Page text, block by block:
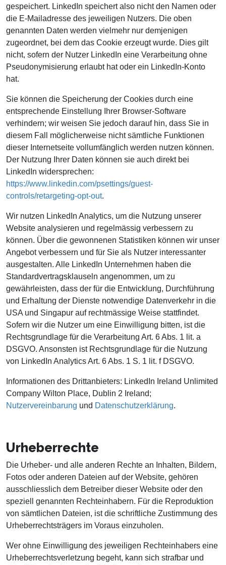
gespeichert. LinkedIn speichert also nicht den Namen oder
die E-Mailadresse des jeweiligen Nutzers. Die oben
genannten Daten werden vielmehr nur demjenigen
zugeordnet, bei dem das Cookie erzeugt wurde. Dies gilt
nicht, sofern der Nutzer LinkedIn eine Verarbeitung ohne
Pseudonymisierung erlaubt hat oder ein LinkedIn-Konto
hat.
Sie können die Speicherung der Cookies durch eine
entsprechende Einstellung Ihrer Browser-Software
verhindern; wir weisen Sie jedoch darauf hin, dass Sie in
diesem Fall möglicherweise nicht sämtliche Funktionen
dieser Internetseite vollumfänglich werden nutzen können.
Der Nutzung Ihrer Daten können sie auch direkt bei
LinkedIn widersprechen:
https://www.linkedin.com/psettings/guest-
controls/retargeting-opt-out.
Wir nutzen LinkedIn Analytics, um die Nutzung unserer
Website analysieren und regelmässig verbessern zu
können. Über die gewonnenen Statistiken können wir unser
Angebot verbessern und für Sie als Nutzer interessanter
ausgestalten. Alle LinkedIn Unternehmen haben die
Standardvertragsklauseln angenommen, um zu
gewährleisten, dass der für die Entwicklung, Durchführung
und Erhaltung der Dienste notwendige Datenverkehr in die
USA und Singapur auf rechtmässige Weise stattfindet.
Sofern wir die Nutzer um eine Einwilligung bitten, ist die
Rechtsgrundlage für die Verarbeitung Art. 6 Abs. 1 lit. a
DSGVO. Ansonsten ist Rechtsgrundlage für die Nutzung
von LinkedIn Analytics Art. 6 Abs. 1 S. 1 lit. f DSGVO.
Informationen des Drittanbieters: LinkedIn Ireland Unlimited
Company Wilton Place, Dublin 2 Ireland;
Nutzervereinbarung und Datenschutzerklärung.
Urheberrechte
Die Urheber- und alle anderen Rechte an Inhalten, Bildern,
Fotos oder anderen Dateien auf der Website, gehören
ausschliesslich dem Betreiber dieser Website oder den
speziell genannten Rechteinhabern. Für die Reproduktion
von sämtlichen Dateien, ist die schriftliche Zustimmung des
Urheberrechtsträgers im Voraus einzuholen.
Wer ohne Einwilligung des jeweiligen Rechteinhabers eine
Urheberrechtsverletzung begeht, kann sich strafbar und